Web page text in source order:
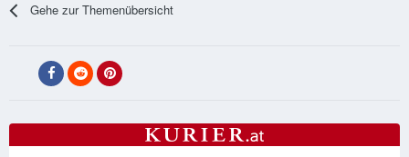
Gehe zur Themenübersicht